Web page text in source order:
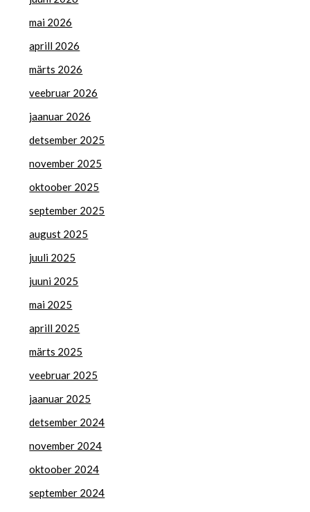
mai 2026
aprill 2026
märts 2026
veebruar 2026
jaanuar 2026
detsember 2025
november 2025
oktoober 2025
september 2025
august 2025
juuli 2025
juuni 2025
mai 2025
aprill 2025
märts 2025
veebruar 2025
jaanuar 2025
detsember 2024
november 2024
oktoober 2024
september 2024